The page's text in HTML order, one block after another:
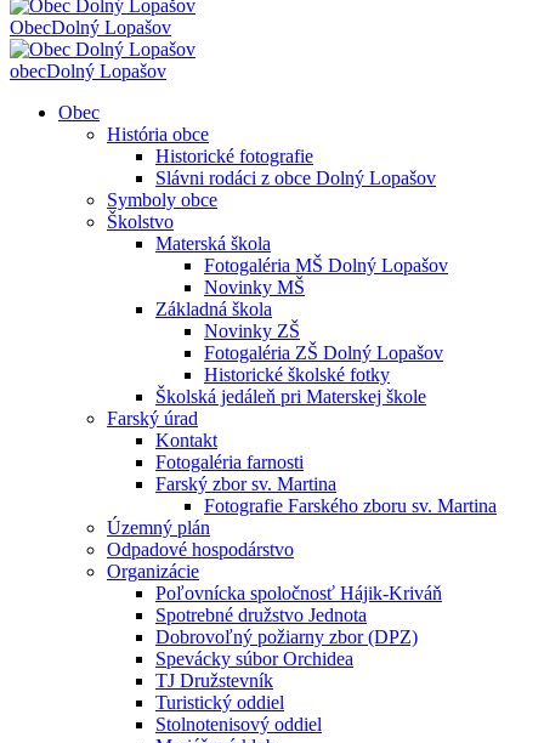
ObecDolný Lopašov
obecDolný Lopašov
Obec
História obce
Historické fotografie
Slávni rodáci z obce Dolný Lopašov
Symboly obce
Školstvo
Materská škola
Fotogaléria MŠ Dolný Lopašov
Novinky MŠ
Základná škola
Novinky ZŠ
Fotogaléria ZŠ Dolný Lopašov
Historické školské fotky
Školská jedáleň pri Materskej škole
Farský úrad
Kontakt
Fotogaléria farnosti
Farský zbor sv. Martina
Fotografie Farského zboru sv. Martina
Územný plán
Odpadové hospodárstvo
Organizácie
Poľovnícka spoločnosť Hájik-Kriváň
Spotrebné družstvo Jednota
Dobrovoľný požiarny zbor (DPZ)
Spevácky súbor Orchidea
TJ Družstevník
Turistický oddiel
Stolnotenisový oddiel